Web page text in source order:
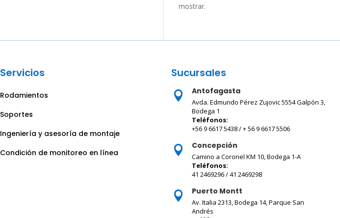
mostrar.
Servicios
Rodamientos
Soportes
Ingeniería y asesoría de montaje
Condición de monitoreo en línea
Sucursales
 Antofagasta
Avda. Edmundo Pérez Zujovic 5554 Galpón 3,
Bodega 1
Teléfonos:
+56 9 6617 5438 / + 56 9 6617 5506
 Concepción
Camino a Coronel KM 10, Bodega 1-A
Teléfonos:
41 2469296 / 41 2469298
 Puerto Montt
Av. Italia 2313, Bodega 14, Parque San
Andrés